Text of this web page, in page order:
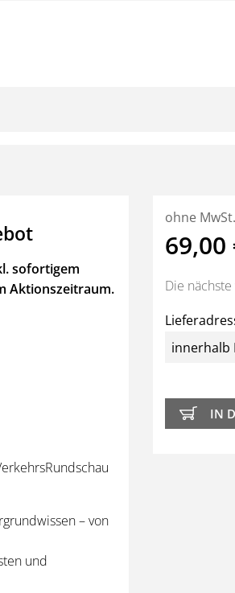
sofortigem
Aktionszeitraum.
– von
und
ohne MwSt.
69,00
Die